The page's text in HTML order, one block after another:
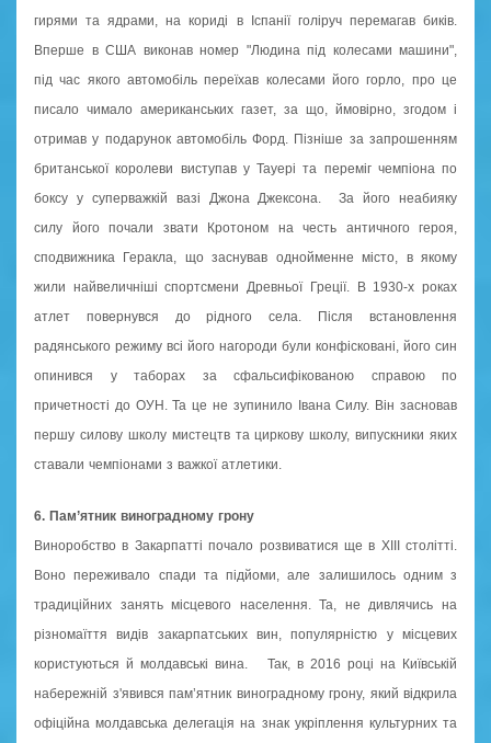
гирями та ядрами, на кориді в Іспанії голіруч перемагав биків.
Вперше в США виконав номер "Людина під колесами машини",
під час якого автомобіль переїхав колесами його горло, про це
писало чимало американських газет, за що, ймовірно, згодом і
отримав у подарунок автомобіль Форд. Пізніше за запрошенням
британської королеви виступав у Тауері та переміг чемпіона по
боксу у суперважкій вазі Джона Джексона. За його неабияку
силу його почали звати Кротоном на честь античного героя,
сподвижника Геракла, що заснував однойменне місто, в якому
жили найвеличніші спортсмени Древньої Греції. В 1930-х роках
атлет повернувся до рідного села. Після встановлення
радянського режиму всі його нагороди були конфісковані, його син
опинився у таборах за сфальсифікованою справою по
причетності до ОУН. Та це не зупинило Івана Силу. Він засновав
першу силову школу мистецтв та циркову школу, випускники яких
ставали чемпіонами з важкої атлетики.
6. Пам’ятник виноградному грону
Виноробство в Закарпатті почало розвиватися ще в ХІІІ столітті.
Воно переживало спади та підйоми, але залишилось одним з
традиційних занять місцевого населення. Та, не дивлячись на
різномаїття видів закарпатських вин, популярністю у місцевих
користуються й молдавські вина. Так, в 2016 році на Київській
набережній з'явився пам’ятник виноградному грону, який відкрила
офіційна молдавська делегація на знак укріплення культурних та